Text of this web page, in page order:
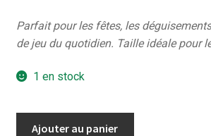
Parfait pour les fêtes, les
de jeu du quotidien. Taille idéale pour
1 en stock
Ajouter au panier